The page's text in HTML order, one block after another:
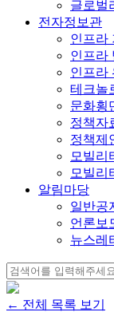
글로벌
전자정보관
인프라
인프라
인프라
테크놀
문화횡
정책자
정책제
모빌리
모빌리
알림마당
일반공
언론보
뉴스레
검
색:
← 전체 목록 보기